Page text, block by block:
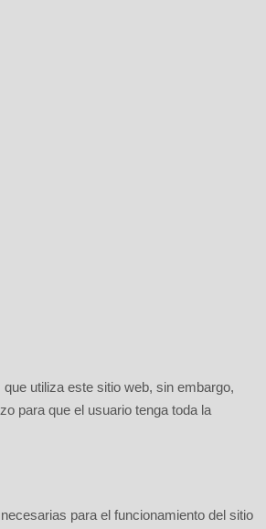
utiliza este sitio web, sin embargo,
para que el usuario tenga toda la
para el funcionamiento del sitio